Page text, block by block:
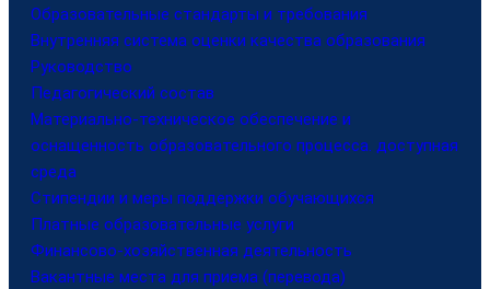
Образовательные стандарты и требования
Внутренняя система оценки качества образования
Руководство
Педагогический состав
Материально-техническое обеспечение и
оснащенность образовательного процесса. доступная
среда
Стипендии и меры поддержки обучающихся
Платные образовательные услуги
Финансово-хозяйственная деятельность
Вакантные места для приема (перевода)